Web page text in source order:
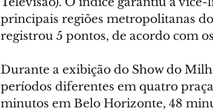
principais regiões metropolitanas
registrou 5 pontos, de acordo com
Durante a exibição do Show do
períodos diferentes em quatro
minutos em Belo Horizonte, 48